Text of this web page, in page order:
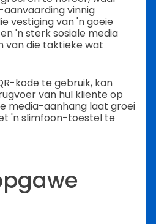
vinnig
vestiging van 'n goeie
'n sterk sosiale media
van die taktieke wat
kode te gebruik, kan
van hul kliënte op
media-aanhang laat groei
'n slimfoon-toestel te